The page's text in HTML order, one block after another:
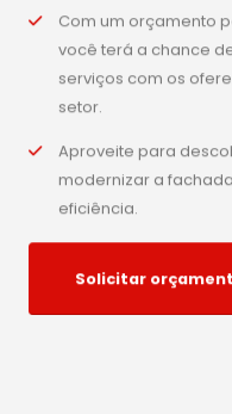
Com um orçamento
você terá a chance
serviços com os
setor.
Aproveite para
modernizar a
eficiência.
Solicitar